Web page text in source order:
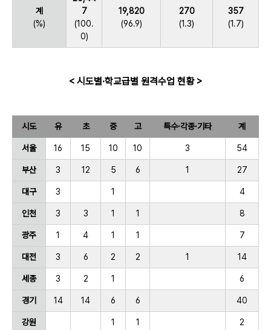
계
(%)
7
(100.
0)
19,820
(96.9)
270
(1.3)
357
(1.7)
< 시도별·학교급별 원격수업 현황 >
시도 유 초 중 고 특수·각종·기타 계
서울 16 15 10 10 3 54
부산 3 12 5 6 1 27
대구 3 1 4
인천 3 3 1 1 8
광주 1 4 1 1 7
대전 3 6 2 2 1 14
세종 3 2 1 6
경기 14 14 6 6 40
강원 1 1 2